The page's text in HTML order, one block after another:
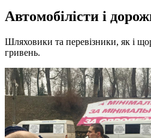
Автомобілісти і
Шляховики та перевізники, як і
гривень.